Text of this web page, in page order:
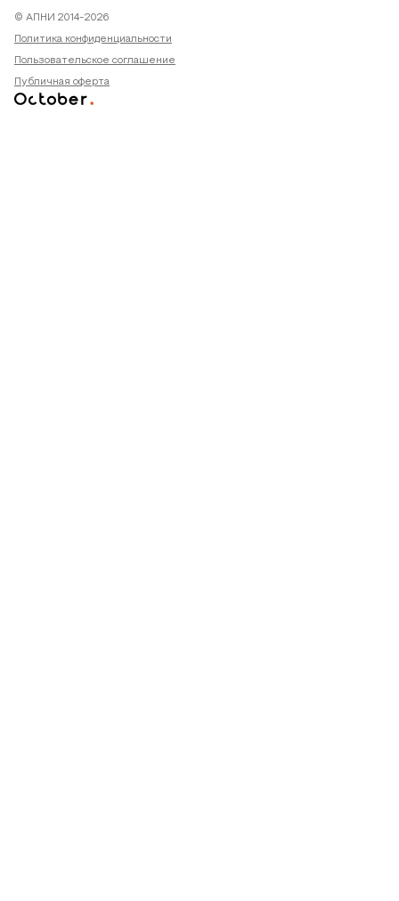
© АПНИ 2014-2026
Политика конфиденциальности
Пользовательское соглашение
Публичная оферта